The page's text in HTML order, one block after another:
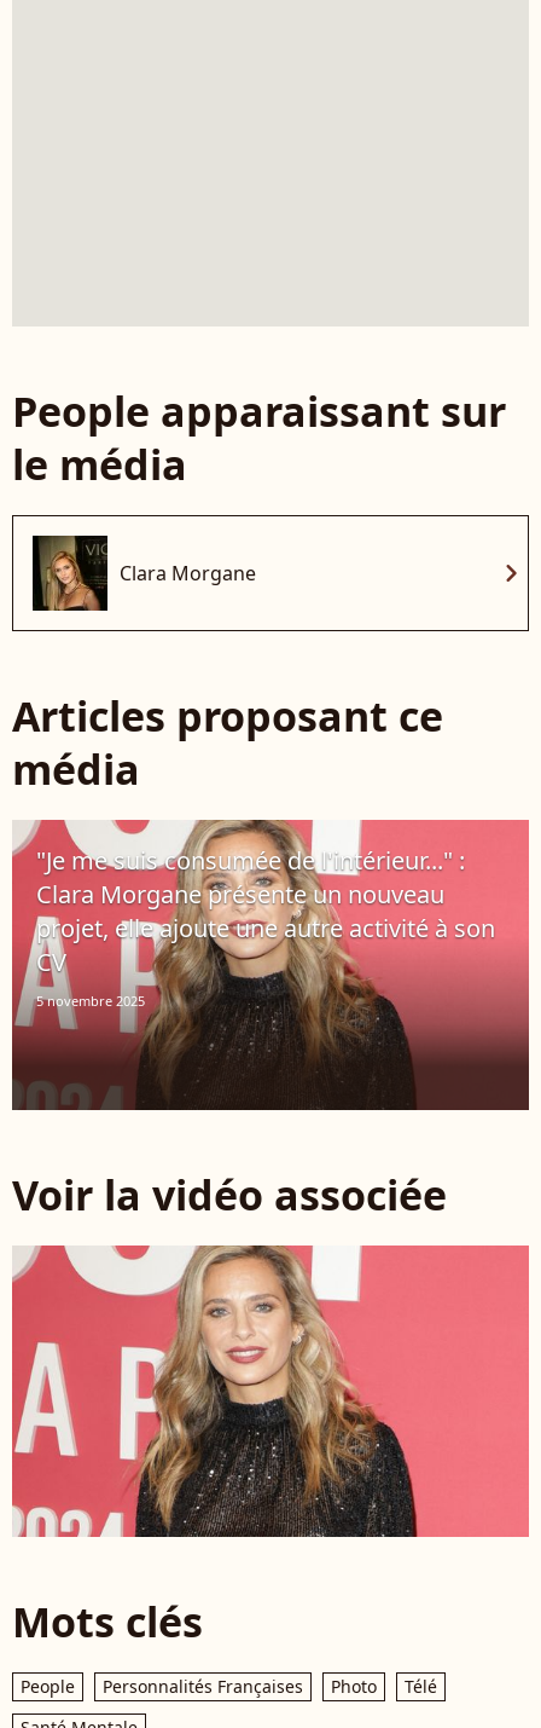
People apparaissant sur
le média
Clara Morgane chevron_right
Articles proposant ce
média
"Je me suis consumée de l'intérieur..." :
Clara Morgane présente un nouveau
projet, elle ajoute une autre activité à son
CV
5 novembre 2025
Voir la vidéo associée
Mots clés
People Personnalités Françaises Photo
Télé